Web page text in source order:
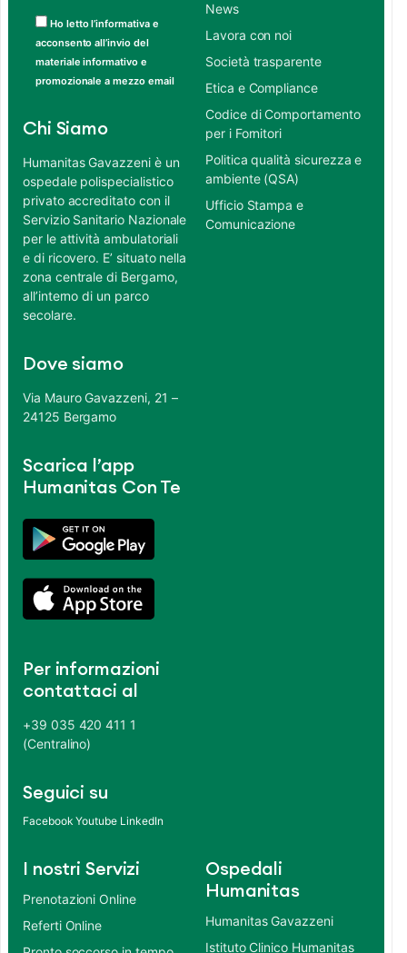
Ho letto l’informativa e
acconsento all’invio del
materiale informativo e
promozionale a mezzo email
Chi Siamo
Humanitas Gavazzeni è un
ospedale polispecialistico
privato accreditato con il
Servizio Sanitario Nazionale
per le attività ambulatoriali
e di ricovero. E’ situato nella
zona centrale di Bergamo,
all’interno di un parco
secolare.
Dove siamo
Via Mauro Gavazzeni, 21 –
24125 Bergamo
Scarica l’app
Humanitas Con Te
Per informazioni
contattaci al
+39 035 420 411 1
(Centralino)
Seguici su
Facebook Youtube LinkedIn
News
Lavora con noi
Società trasparente
Etica e Compliance
Codice di Comportamento
per i Fornitori
Politica qualità sicurezza e
ambiente (QSA)
Ufficio Stampa e
Comunicazione
I nostri Servizi
Prenotazioni Online
Referti Online
Ospedali
Humanitas
Humanitas Gavazzeni
Istituto Clinico Humanitas